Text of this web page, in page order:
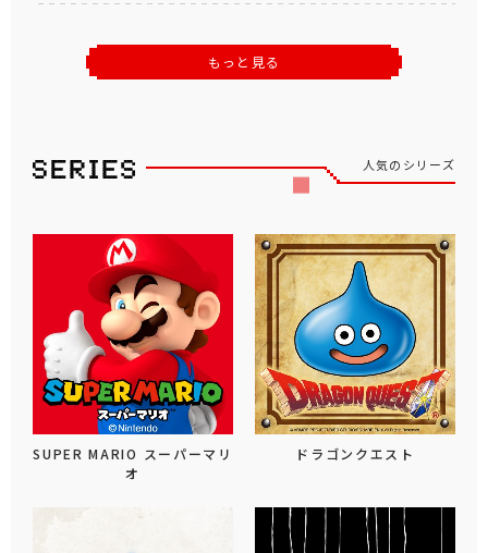
もっと見る
人気のシリーズ
SUPER MARIO スーパーマリ
オ
ドラゴンクエスト